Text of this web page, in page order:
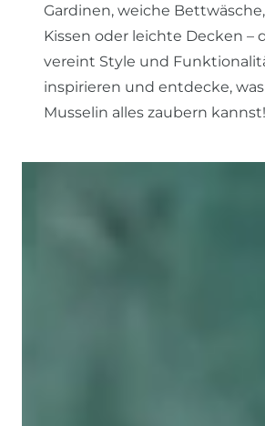
Gardinen, weiche
Kissen oder leichte Decken –
vereint Style und
inspirieren und entdecke,
Musselin alles zaubern kannst!